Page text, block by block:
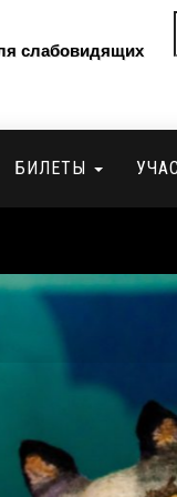
слабовидящих
БИЛЕТЫ